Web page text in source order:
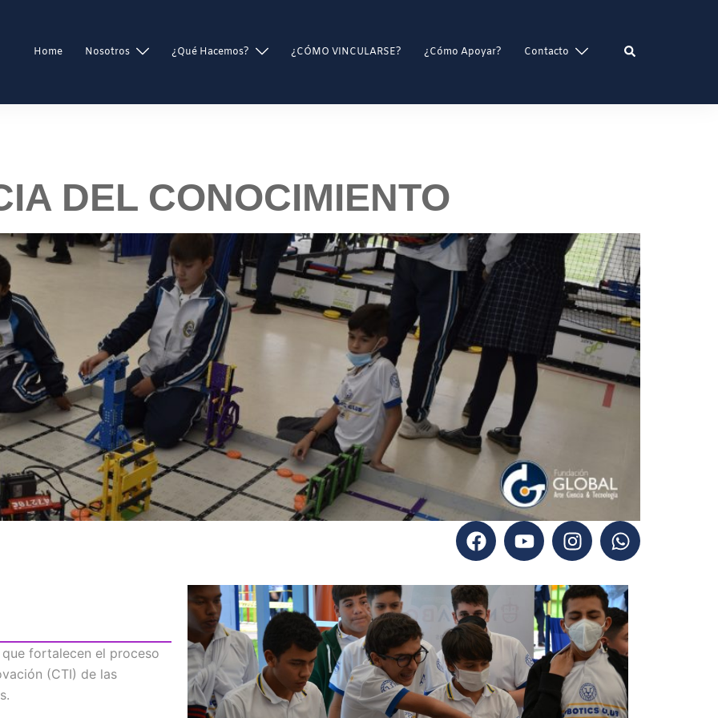
Home Nosotros ¿Qué Hacemos? ¿CÓMO VINCULARSE? ¿Cómo Apoyar? Contacto
DEL CONOCIMIENTO
fortalecen el proceso
(CTI) de las